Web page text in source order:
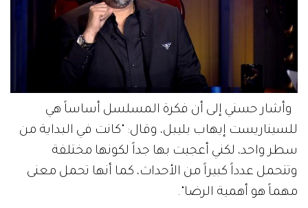
وأشار حسني إلى أن فكرة المسلسل أساساً هي
للسيناريست إيهاب بليبل، وقال: "كانت في البداية من
سطر واحد، لكني أعجبت بها جداً لكونها مختلفة
وتتحمل عدداً كبيراً من الأحداث، كما أنها تحمل معنى
مهماً هو أهمية الرضا".